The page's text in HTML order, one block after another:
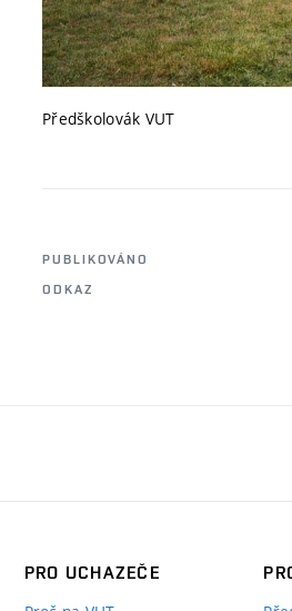
Předškolovák VUT
PUBLIKOVÁNO
ODKAZ
PRO UCHAZEČE